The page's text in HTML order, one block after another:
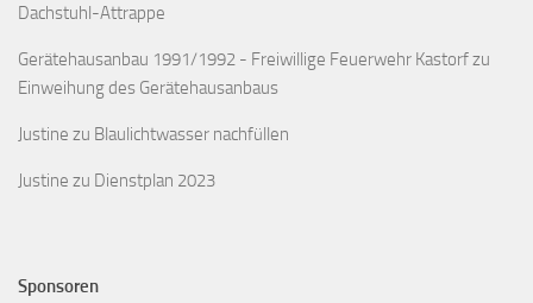
Dachstuhl-Attrappe
Gerätehausanbau 1991/1992 - Freiwillige Feuerwehr Kastorfzu
Einweihung des Gerätehausanbaus
Justine zu Blaulichtwasser nachfüllen
Justine zu Dienstplan 2023
Sponsoren